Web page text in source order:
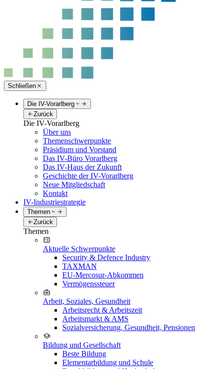
Schließen
Die IV-Vorarlberg
Zurück
Die IV-Vorarlberg
Über uns
Themenschwerpunkte
Präsidium und Vorstand
Das IV-Büro Vorarlberg
Das IV-Haus der Zukunft
Geschichte der IV-Vorarlberg
Neue Mitgliedschaft
Kontakt
IV-Industriestrategie
Themen
Zurück
Themen
Aktuelle Schwerpunkte
Security & Defence Industry
TAXMAN
EU-Mercosur-Abkommen
Vermögenssteuer
Arbeit, Soziales, Gesundheit
Arbeitsrecht & Arbeitszeit
Arbeitsmarkt & AMS
Sozialversicherung, Gesundheit, Pensionen
Bildung und Gesellschaft
Beste Bildung
Elementarbildung und Schule